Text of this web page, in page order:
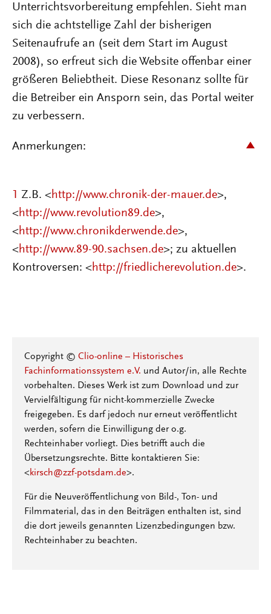
Unterrichtsvorbereitung empfehlen. Sieht man
sich die achtstellige Zahl der bisherigen
Seitenaufrufe an (seit dem Start im August
2008), so erfreut sich die Website offenbar einer
größeren Beliebtheit. Diese Resonanz sollte für
die Betreiber ein Ansporn sein, das Portal weiter
zu verbessern.
Anmerkungen:
1 Z.B. <http://www.chronik-der-mauer.de>,
<http://www.revolution89.de>,
<http://www.chronikderwende.de>,
<http://www.89-90.sachsen.de>; zu aktuellen
Kontroversen: <http://friedlicherevolution.de>.
Copyright © Clio-online – Historisches
Fachinformationssystem e.V. und Autor/in, alle Rechte
vorbehalten. Dieses Werk ist zum Download und zur
Vervielfältigung für nicht-kommerzielle Zwecke
freigegeben. Es darf jedoch nur erneut veröffentlicht
werden, sofern die Einwilligung der o.g.
Rechteinhaber vorliegt. Dies betrifft auch die
Übersetzungsrechte. Bitte kontaktieren Sie:
<kirsch@zzf-potsdam.de>.
Für die Neuveröffentlichung von Bild-, Ton- und
Filmmaterial, das in den Beiträgen enthalten ist, sind
die dort jeweils genannten Lizenzbedingungen bzw.
Rechteinhaber zu beachten.